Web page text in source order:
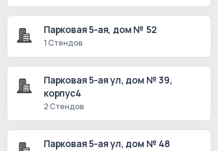
Парковая 5-ая, дом № 52
1 Стендов
Парковая 5-ая ул, дом № 39,
корпус4
2 Стендов
Парковая 5-ая ул, дом № 48